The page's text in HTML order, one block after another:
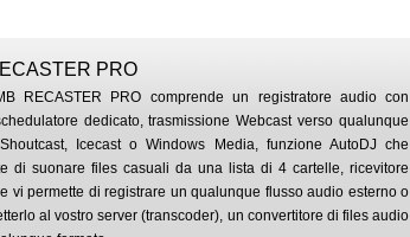
PRO
RECASTER PRO comprende un registratore audio con
dedicato, trasmissione Webcast verso qualunque
Icecast o Windows Media, funzione AutoDJ che
di suonare files casuali da una lista di 4 cartelle, ricevitore
vi permette di registrare un qualunque flusso audio esterno o
al vostro server (transcoder), un convertitore di files audio